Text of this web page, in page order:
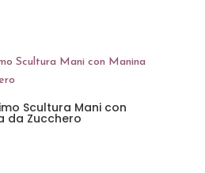
Scultura Mani con
da Zucchero